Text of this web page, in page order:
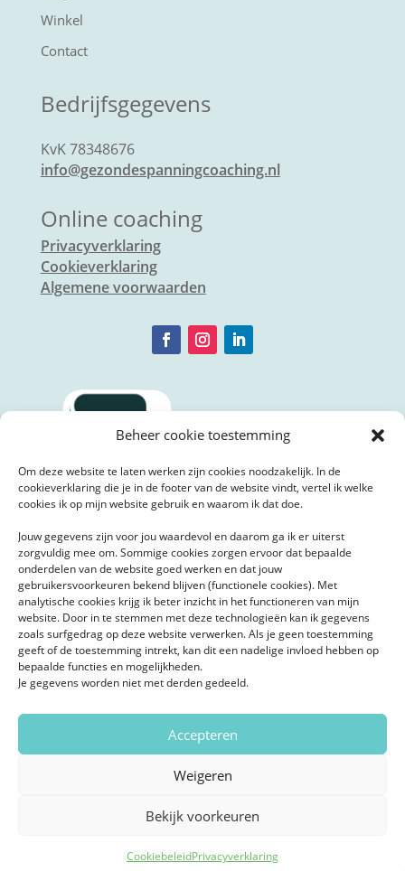
Beheer cookie toestemming
Om deze website te laten werken zijn cookies noodzakelijk. In de
cookieverklaring die je in de footer van de website vindt, vertel ik welke
cookies ik op mijn website gebruik en waarom ik dat doe.
Jouw gegevens zijn voor jou waardevol en daarom ga ik er uiterst
zorgvuldig mee om. Sommige cookies zorgen ervoor dat bepaalde
onderdelen van de website goed werken en dat jouw
gebruikersvoorkeuren bekend blijven (functionele cookies). Met
analytische cookies krijg ik beter inzicht in het functioneren van mijn
website. Door in te stemmen met deze technologieën kan ik gegevens
zoals surfgedrag op deze website verwerken. Als je geen toestemming
geeft of de toestemming intrekt, kan dit een nadelige invloed hebben op
bepaalde functies en mogelijkheden.
Je gegevens worden niet met derden gedeeld.
Accepteren
Weigeren
Bekijk voorkeuren
CookiebeleidPrivacyverklaring
Winkel
Contact
Bedrijfsgegevens
KvK 78348676
info@gezondespanningcoaching.nl
Online coaching
Privacyverklaring
Cookieverklaring
Algemene voorwaarden
Copyright © 2026 | Claudia Stinne